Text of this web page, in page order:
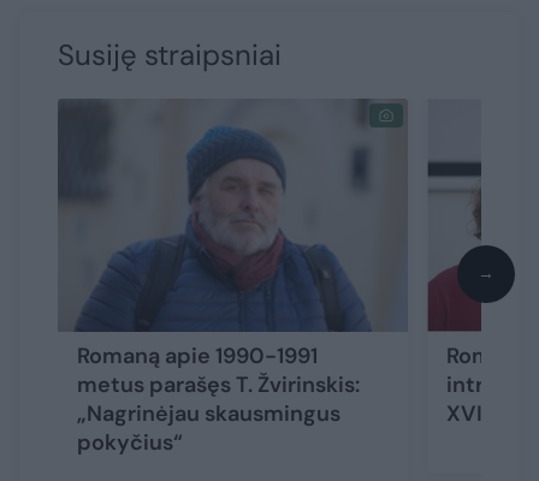
Susiję straipsniai
Romaną apie 1990-1991
metus parašęs T. Žvirinskis:
„Nagrinėjau skausmingus
pokyčius“
intrigų
XVI
→